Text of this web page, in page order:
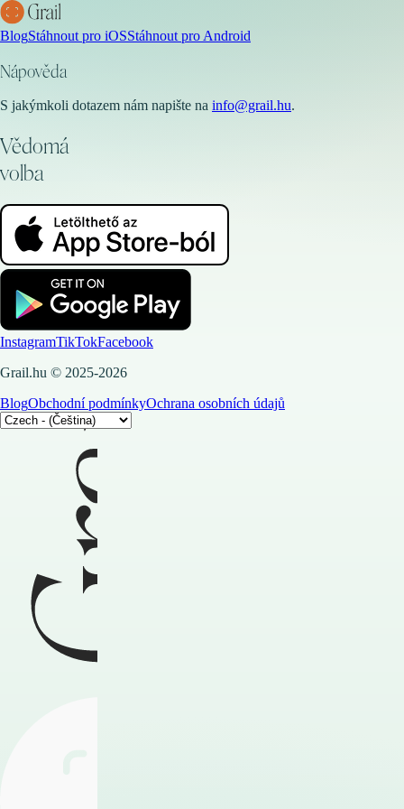
BlogStáhnout pro iOSStáhnout pro Android
Nápověda
S jakýmkoli dotazem nám napište na info@grail.hu.
Vědomá
volba
InstagramTikTokFacebook
Grail.hu © 2025-2026
BlogObchodní podmínkyOchrana osobních údajů